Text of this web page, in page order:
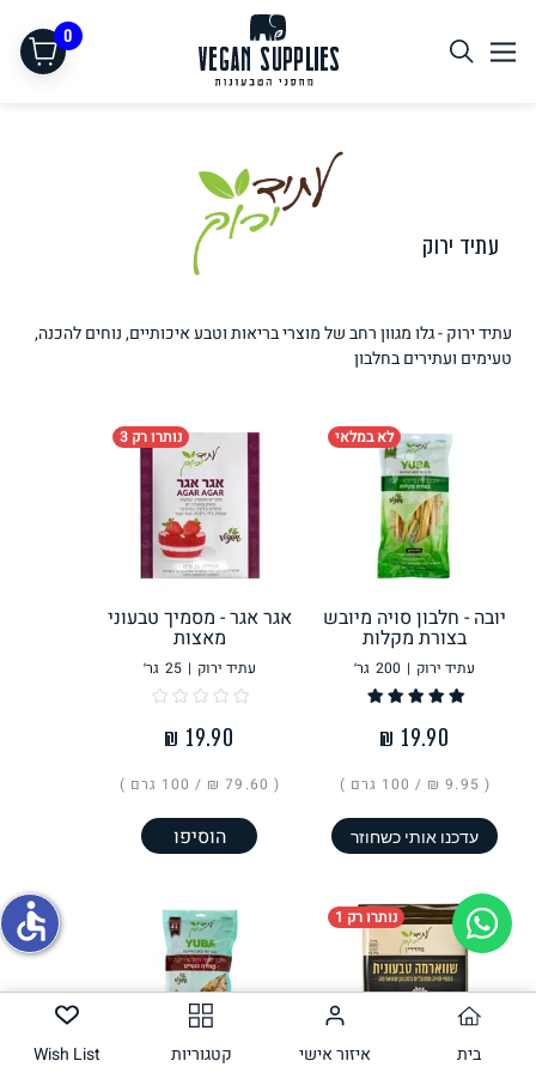
0
תחליפי ביצה
גבינות טבעוניות
עתיד ירוק
עתיד ירוק - גלו מגוון רחב של מוצרי בריאות וטבע איכותיים, נוחים להכנה,
טעימים ועתירים בחלבון
לא במלאי
יובה - חלבון סויה מיובש
בצורת מקלות
200 גר׳ | עתיד ירוק
( ‏9.95 ₪ / 100 גרם )
עדכנו אותי כשחוזר
נותרו רק 3
אגר אגר - מסמיך טבעוני
מאצות
25 גר׳ | עתיד ירוק
( ‏79.60 ₪ / 100 גרם )
הוסיפו
נותרו רק 1
בית איזור אישי קטגוריות Wish List
accessible